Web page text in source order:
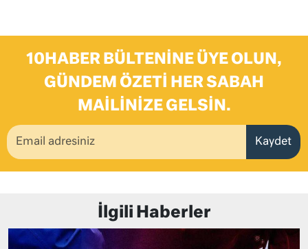
10HABER BÜLTENINE ÜYE OLUN,
GÜNDEM ÖZETI HER SABAH
MAILINIZE GELSIN.
Kaydet
İlgili Haberler